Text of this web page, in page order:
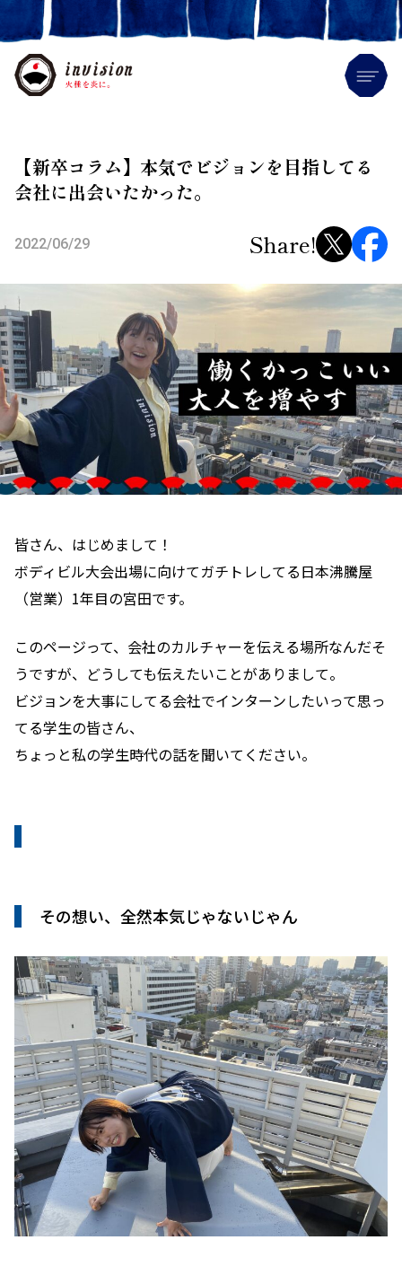
【新卒コラム】本気でビジョンを目指してる
会社に出会いたかった。
2022/06/29 Share!
皆さん、はじめまして！
ボディビル大会出場に向けてガチトレしてる日本沸騰屋
（営業）1年目の宮田です。
このページって、会社のカルチャーを伝える場所なんだそ
うですが、どうしても伝えたいことがありまして。
ビジョンを大事にしてる会社でインターンしたいって思っ
てる学生の皆さん、
ちょっと私の学生時代の話を聞いてください。
その想い、全然本気じゃないじゃん